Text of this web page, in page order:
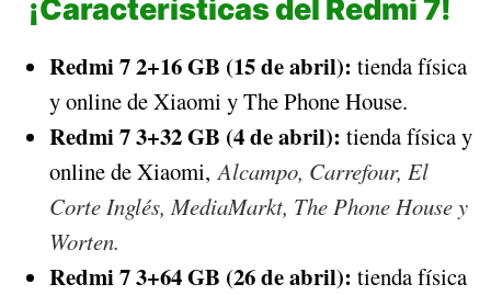
¡Características del Redmi 7!
Redmi 7 2+16 GB (15 de abril): tienda física
y online de Xiaomi y The Phone House.
Redmi 7 3+32 GB (4 de abril): tienda física y
online de Xiaomi,Alcampo, Carrefour, El
Corte Inglés, MediaMarkt, The Phone House y
Worten.
Redmi 7 3+64 GB (26 de abril): tienda física